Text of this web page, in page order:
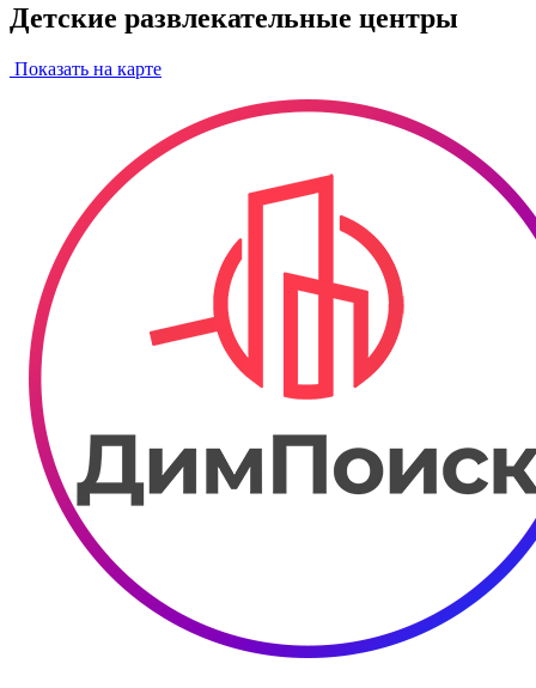
Детские развлекательные центры
Показать на карте